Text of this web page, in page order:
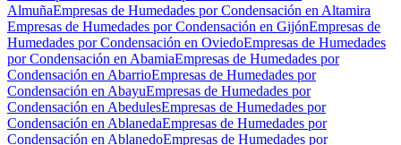
AlmuñaEmpresas de Humedades por Condensación en Altamira
Empresas de Humedades por Condensación en GijónEmpresas de
Humedades por Condensación en OviedoEmpresas de Humedades
por Condensación en AbamiaEmpresas de Humedades por
Condensación en AbarrioEmpresas de Humedades por
Condensación en AbayuEmpresas de Humedades por
Condensación en AbedulesEmpresas de Humedades por
Condensación en AblanedaEmpresas de Humedades por
Condensación en AblanedoEmpresas de Humedades por